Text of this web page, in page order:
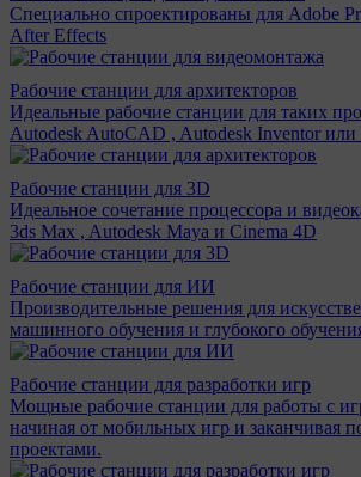
Специально спроектированы для Adobe
After Effects
Рабочие станции для архитекторов
Идеальные рабочие станции для таких
Autodesk AutoCAD , Autodesk Inventor или
Рабочие станции для 3D
Идеальное сочетание процессора и
3ds Max , Autodesk Maya и Cinema 4D
Рабочие станции для ИИ
Производительные решения для
машинного обучения и глубокого
Рабочие станции для разработки игр
Мощные рабочие станции для работы с
начиная от мобильных игр и заканчивая
проектами.